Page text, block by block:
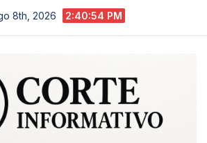
8th, 2026 2:40:54 PM